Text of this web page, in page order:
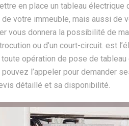
en place un tableau électrique
votre immeuble, mais aussi de
vous donnera la possibilité de
ou d’un court-circuit. est
opération de pose de tableau
l’appeler pour demander
détaillé et sa disponibilité.